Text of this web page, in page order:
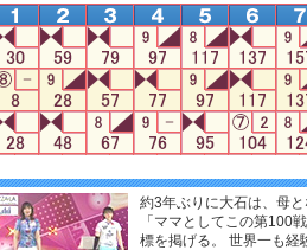
約3年ぶりに大石は、母
「ママとしてこの第100
標を掲げる。 世界一も経